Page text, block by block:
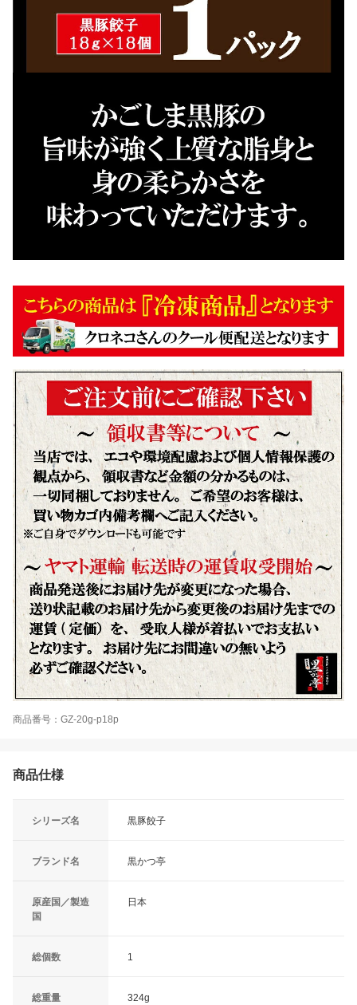
商品番号：GZ-20g-p18p
商品仕様
シリーズ名 黒豚餃子
ブランド名 黒かつ亭
原産国／製造
国
日本
総個数 1
総重量 324g